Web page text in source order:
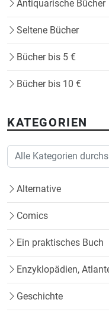
Antiquarische Bücher
Seltene Bücher
Bücher bis 5 €
Bücher bis 10 €
KATEGORIEN
Alternative
Comics
Ein praktisches Buch
Enzyklopädien,
Geschichte